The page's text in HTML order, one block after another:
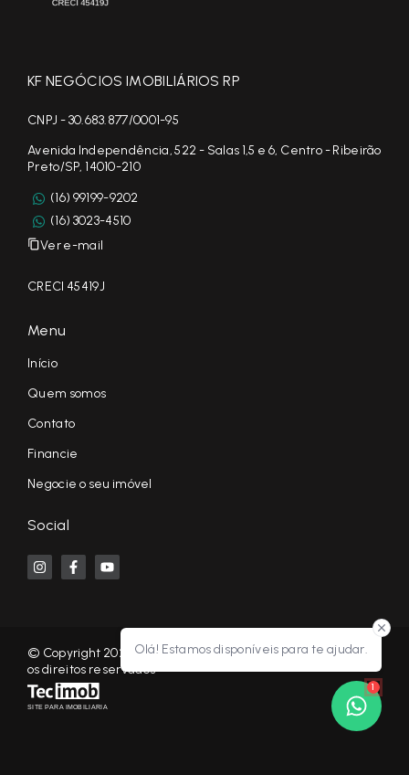
Olá! Estamos disponíveis para te ajudar.
1
KF NEGÓCIOS IMOBILIÁRIOS RP
CNPJ - 30.683.877/0001-95
Avenida Independência, 522 - Salas 1,5 e 6, Centro - Ribeirão
Preto/SP, 14010-210
(16) 99199-9202
(16) 3023-4510
Ver e-mail
CRECI 45419J
Menu
Início
Quem somos
Contato
Financie
Negocie o seu imóvel
Social
© Copyright 2026 - KF NEGÓCIOS IMOBILIÁRIOS RP - Todos
os direitos reservados
SITE PARA IMOBILIARIA